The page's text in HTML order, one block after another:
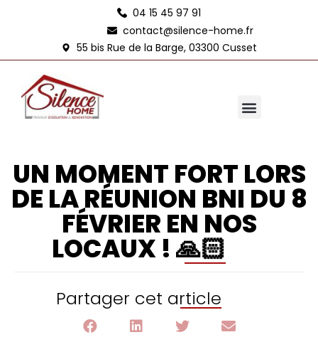
04 15 45 97 91
contact@silence-home.fr
55 bis Rue de la Barge, 03300 Cusset
UN MOMENT FORT LORS
DE LA RÉUNION BNI DU 8
FÉVRIER EN NOS
LOCAUX ! 🙏🏻
Partager cet article